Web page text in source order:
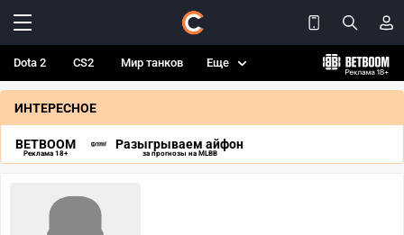
Dota 2 CS2 Мир танков Еще
ИНТЕРЕСНОЕ
BETBOOM
Реклама 18+
Разыгрываем айфон
за прогнозы на MLBB